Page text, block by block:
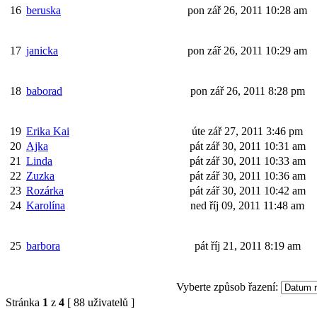
16 beruska pon zář 26, 2011 10:28 am
17 janicka pon zář 26, 2011 10:29 am
18 baborad pon zář 26, 2011 8:28 pm
19 Erika Kai
úte zář 27, 2011 3:46 pm
20 Ajka
pát zář 30, 2011 10:31 am
21 Linda
pát zář 30, 2011 10:33 am
22 Zuzka
pát zář 30, 2011 10:36 am
23 Rozárka
pát zář 30, 2011 10:42 am
24 Karolína ned říj 09, 2011 11:48 am
25 barbora pát říj 21, 2011 8:19 am
Vyberte způsob řazení:
Stránka 1 z 4 [ 88 uživatelů ]